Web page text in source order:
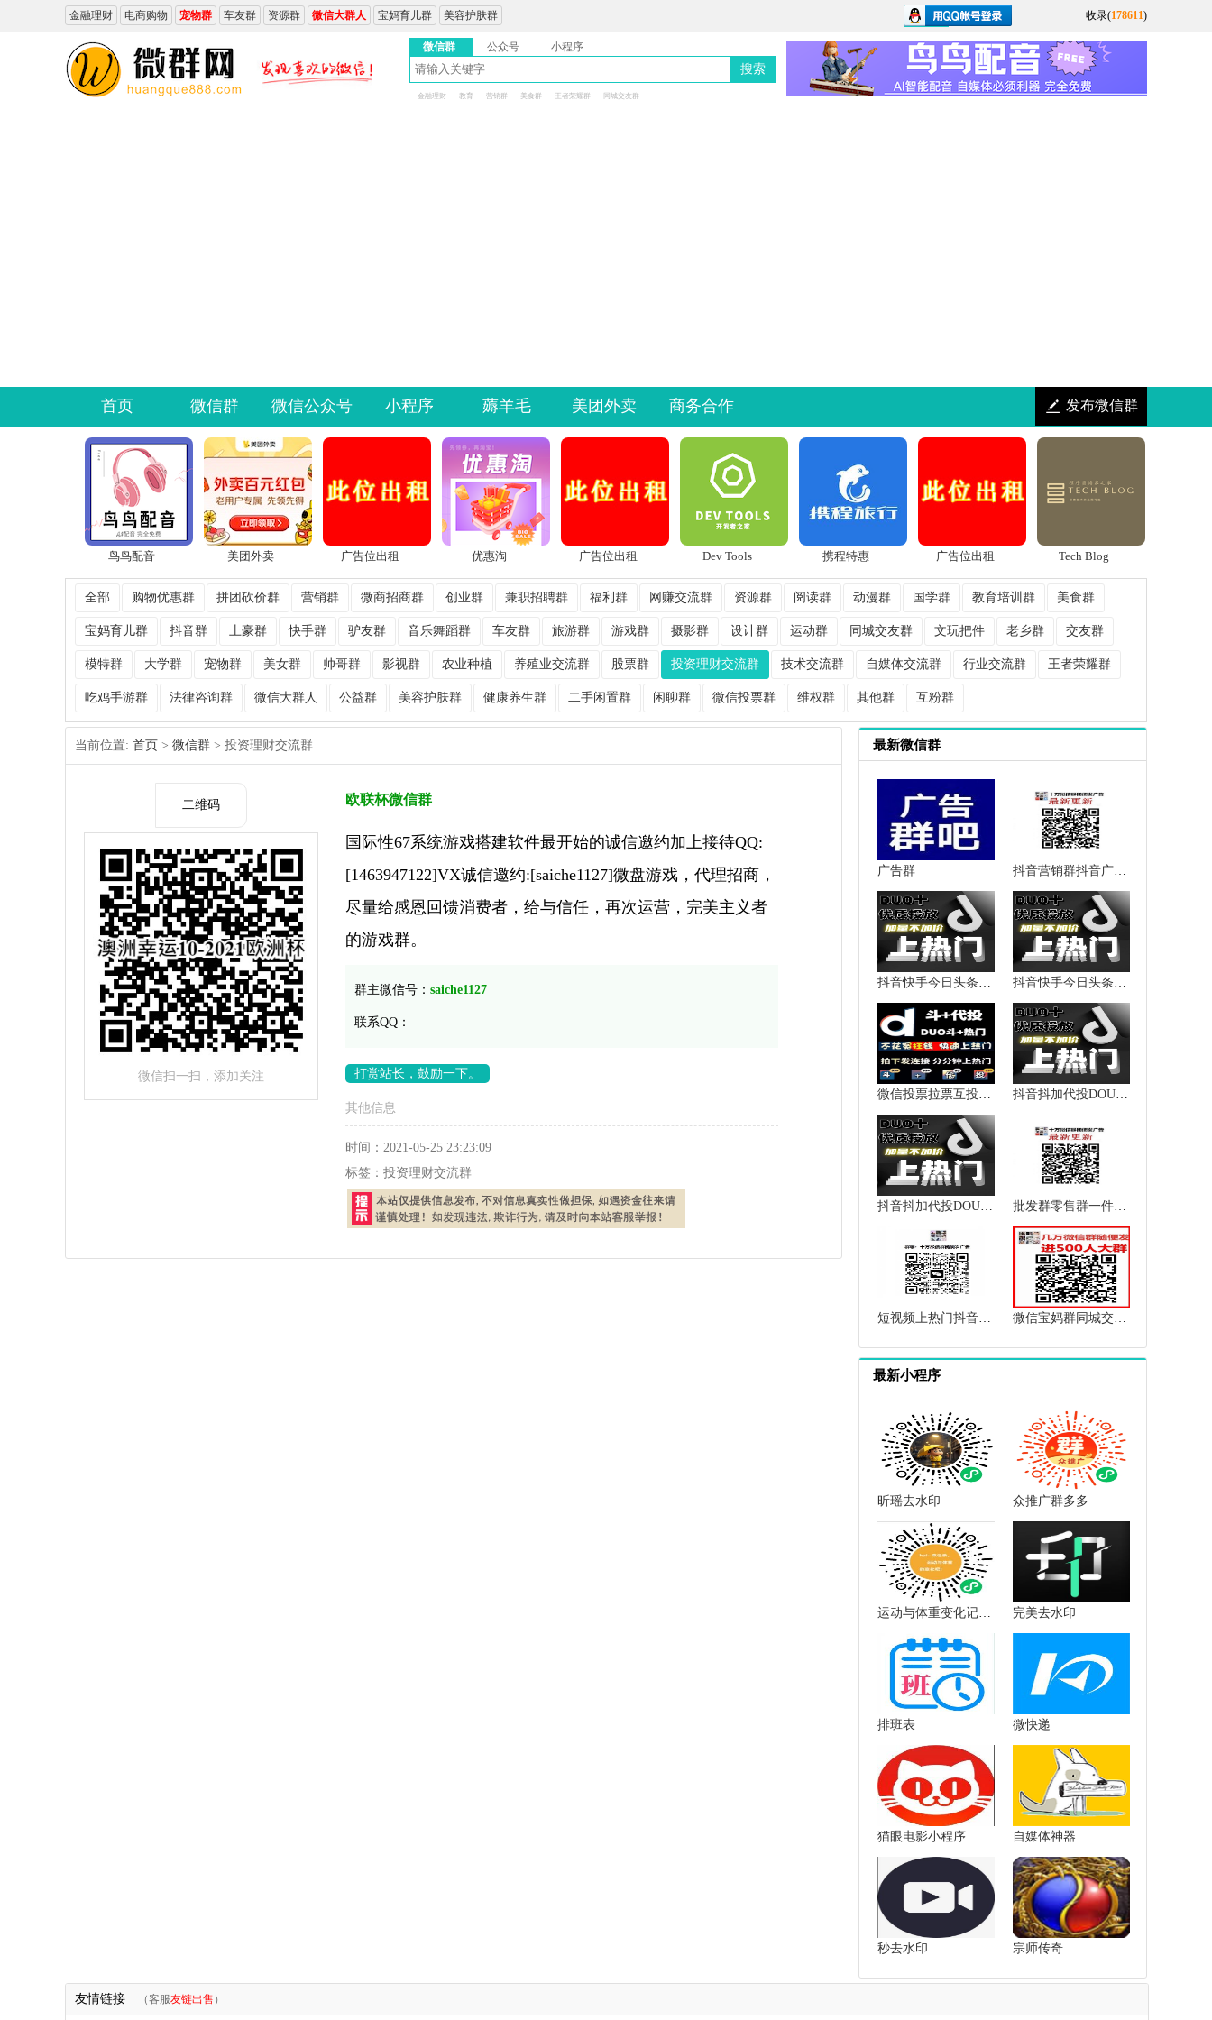
金融理财 电商购物 宠物群 车友群 资源群 微信大群人 宝妈育儿群 美容护肤群 收录(178611)
微信群 公众号 小程序
搜索
金融理财 教育 营销群 美食群 王者荣耀群 同城交友群
首页 微信群 微信公众号 小程序 薅羊毛 美团外卖 商务合作 发布微信群
鸟鸟配音 美团外卖 广告位出租 优惠淘 广告位出租 Dev Tools 携程特惠 广告位出租 Tech Blog
全部 购物优惠群 拼团砍价群 营销群 微商招商群 创业群 兼职招聘群 福利群 网赚交流群 资源群 阅读群 动漫群 国学群 教育培训群 美食群
宝妈育儿群 抖音群 土豪群 快手群 驴友群 音乐舞蹈群 车友群 旅游群 游戏群 摄影群 设计群 运动群 同城交友群 文玩把件 老乡群 交友群
模特群 大学群 宠物群 美女群 帅哥群 影视群 农业种植 养殖业交流群 股票群 投资理财交流群 技术交流群 自媒体交流群 行业交流群 王者荣耀群
吃鸡手游群 法律咨询群 微信大群人 公益群 美容护肤群 健康养生群 二手闲置群 闲聊群 微信投票群 维权群 其他群 互粉群
当前位置: 首页 > 微信群 > 投资理财交流群
二维码
微信扫一扫，添加关注
欧联杯微信群
国际性67系统游戏搭建软件最开始的诚信邀约加上接待QQ:
[1463947122]VX诚信邀约:[saiche1127]微盘游戏，代理招商，
尽量给感恩回馈消费者，给与信任，再次运营，完美主义者
的游戏群。
群主微信号： saiche1127
联系QQ：
打赏站长，鼓励一下。
其他信息
时间： 2021-05-25 23:23:09
标签： 投资理财交流群
最新微信群
广告群 抖音营销群抖音广告群抖音推广群抖音人脉群微信群二维码大全
抖音快手今日头条西瓜视频加粉涨粉点赞播放量上热门提升热度 抖音快手今日头条西瓜视频加粉涨粉点赞播放量上热门提升热度
微信投票拉票互投互粉抖音快手 抖音抖加代投DOU+热门dou上热门抖y音快速上热门图文图集推送投放
抖音抖加代投DOU+热门dou上热门抖y音快速上热门图文图集推送投放 批发群零售群一件代发群货源加盟群代理群微信群二维码大全
短视频上热门抖音上热门群快手上热门群抖音短视频互赞点赞群 微信宝妈群同城交流微信母婴群微信育儿群微信闲置群微信群二维码
最新小程序
昕瑶去水印 众推广群多多
运动与体重变化记录小助手 完美去水印
排班表 微快递
猫眼电影小程序 自媒体神器
秒去水印 宗师传奇
友情链接 （客服友链出售 ）